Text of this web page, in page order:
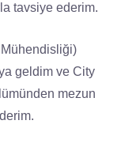
tavsiye ederim.
geldim ve City
mezun